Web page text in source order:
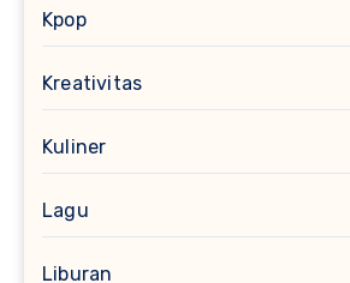
Kpop
Kreativitas
Kuliner
Lagu
Liburan